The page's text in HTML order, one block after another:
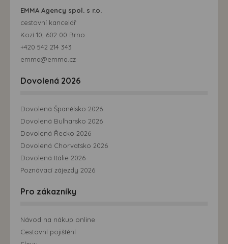
EMMA Agency spol. s r.o.
cestovní kancelář
Kozí 10, 602 00 Brno
+420 542 214 343
emma@emma.cz
Dovolená 2026
Dovolená Španělsko 2026
Dovolená Bulharsko 2026
Dovolená Řecko 2026
Dovolená Chorvatsko 2026
Dovolená Itálie 2026
Poznávací zájezdy 2026
Pro zákazníky
Návod na nákup online
Cestovní pojištění